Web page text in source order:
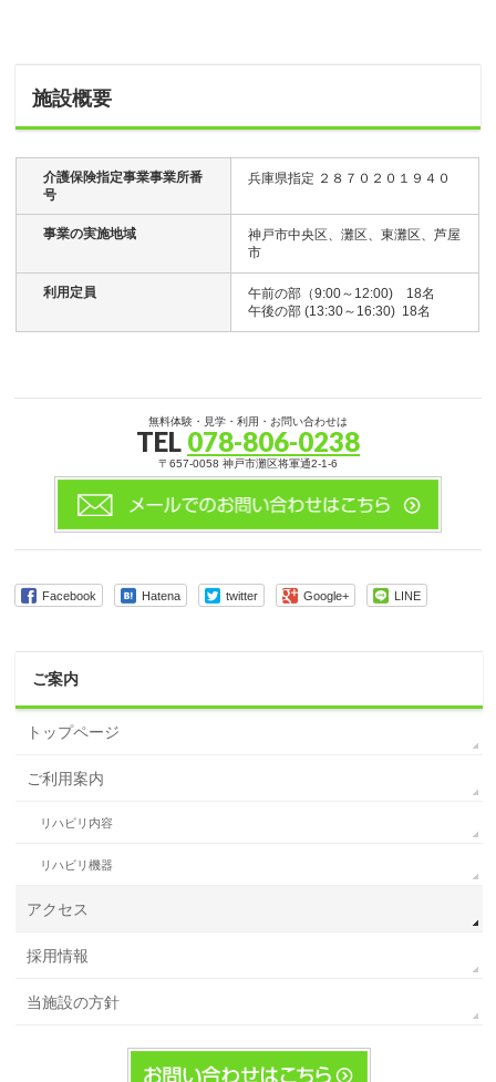
施設概要
介護保険指定事業事業所番
号
兵庫県指定 ２８７０２０１９４０
事業の実施地域
神戸市中央区、灘区、東灘区、芦屋
市
利用定員
午前の部（9:00～12:00) 18名
午後の部 (13:30～16:30) 18名
無料体験・見学・利用・お問い合わせは
TEL 078-806-0238
〒657-0058 神戸市灘区将軍通2-1-6
Facebook Hatena twitter Google+ LINE
ご案内
トップページ
ご利用案内
リハビリ内容
リハビリ機器
アクセス
採用情報
当施設の方針